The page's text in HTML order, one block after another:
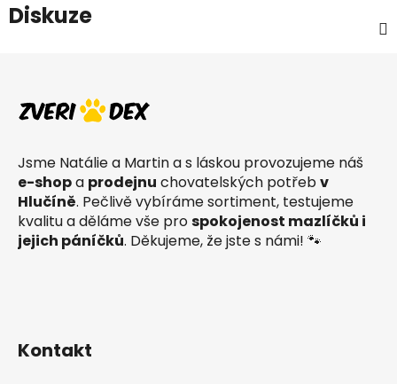
Diskuze
Jsme Natálie a Martin a s láskou provozujeme náš
e-shopa prodejnu chovatelských potřebv
Hlučíně. Pečlivě vybíráme sortiment, testujeme
kvalitu a děláme vše prospokojenost mazlíčků i
jejich páníčků. Děkujeme, že jste s námi! 🐾
Kontakt